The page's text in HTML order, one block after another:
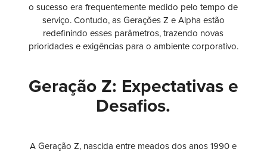
o sucesso era frequentemente medido pelo tempo de
serviço. Contudo, as Gerações Z e Alpha estão
redefinindo esses parâmetros, trazendo novas
prioridades e exigências para o ambiente corporativo.
Geração Z: Expectativas e
Desafios.
A Geração Z, nascida entre meados dos anos 1990 e